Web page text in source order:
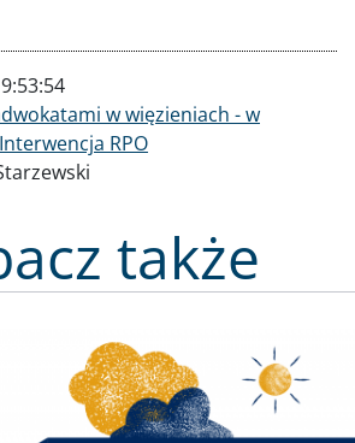
w więzieniach - w
RPO
także